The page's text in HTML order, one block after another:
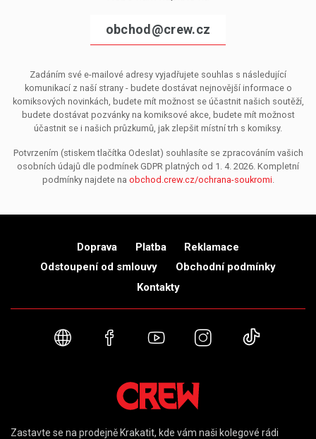
obchod@crew.cz
Zadáním své e-mailové adresy vyjadřujete souhlas s následující
komunikací z naší strany - budete dostávat nejnovější informace o
komiksových novinkách, budete mít možnost se účastnit našich soutěží,
budete dostávat pozvánky na komiksové akce, budete mít možnost
účastnit se i našich průzkumů, jak zlepšit místní trh s komiksy.
Potvrzením (stiskem tlačítka Odeslat) souhlasíte se zpracováním vašich
osobních údajů dle podmínek GDPR platných od 1. 4. 2026. Kompletní
podmínky najdete na obchod.crew.cz/ochrana-soukromi.
Doprava Platba
Reklamace
Odstoupení od smlouvy
Obchodní podmínky
Kontakty
Webové stránky
FacebookYouTubeInstagram
Zastavte se na prodejně Krakatit, kde vám naši kolegové rádi